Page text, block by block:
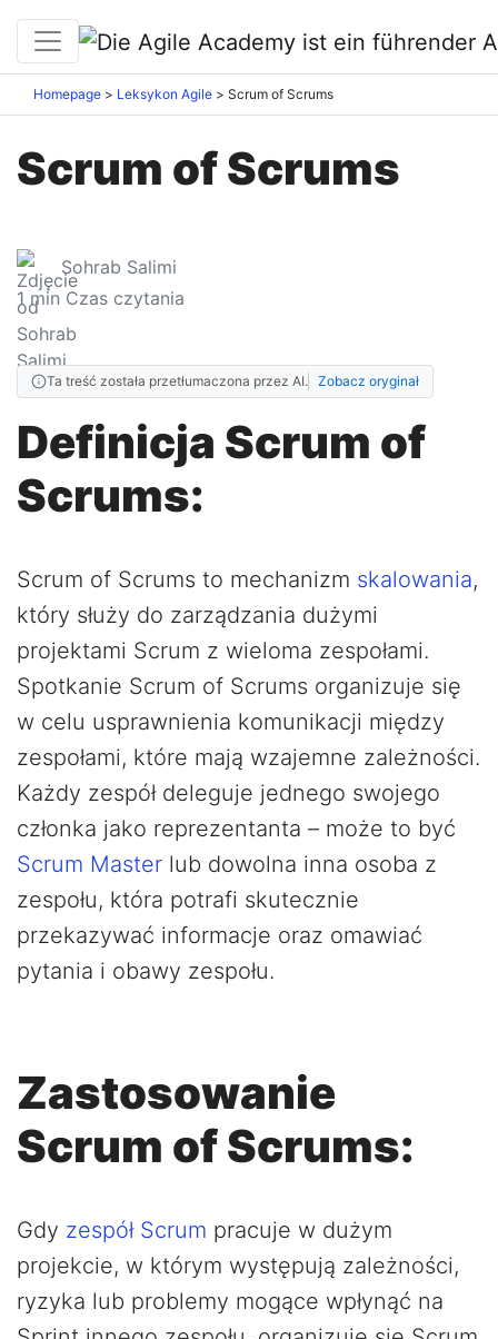
Homepage Leksykon Agile Scrum of Scrums
Scrum of Scrums
Sohrab Salimi
1 min Czas czytania
Ta treść została przetłumaczona przez AI. Zobacz oryginał
Definicja Scrum of
Scrums:
Scrum of Scrums to mechanizm skalowania,
który służy do zarządzania dużymi
projektami Scrum z wieloma zespołami.
Spotkanie Scrum of Scrums organizuje się
w celu usprawnienia komunikacji między
zespołami, które mają wzajemne zależności.
Każdy zespół deleguje jednego swojego
członka jako reprezentanta – może to być
Scrum Master lub dowolna inna osoba z
zespołu, która potrafi skutecznie
przekazywać informacje oraz omawiać
pytania i obawy zespołu.
Zastosowanie
Scrum of Scrums:
Gdy zespół Scrum pracuje w dużym
projekcie, w którym występują zależności,
ryzyka lub problemy mogące wpłynąć na